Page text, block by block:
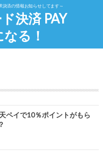
の情報お知らせしてます～
決済 PAY
る！
天ペイで10％ポイントがもら